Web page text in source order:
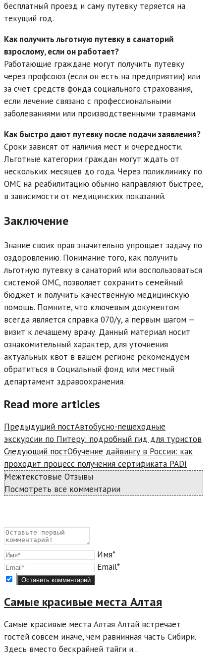
бесплатный проезд и саму путевку теряется на
текущий год.
Как получить льготную путевку в санаторий
взрослому, если он работает?
Работающие граждане могут получить путевку
через профсоюз (если он есть на предприятии) или
за счет средств фонда социального страхования,
если лечение связано с профессиональными
заболеваниями или производственными травмами.
Как быстро дают путевку после подачи заявления?
Сроки зависят от наличия мест и очередности.
Льготные категории граждан могут ждать от
нескольких месяцев до года. Через поликлинику по
ОМС на реабилитацию обычно направляют быстрее,
в зависимости от медицинских показаний.
Заключение
Знание своих прав значительно упрощает задачу по
оздоровлению. Понимание того, как получить
льготную путевку в санаторий или воспользоваться
системой ОМС, позволяет сохранить семейный
бюджет и получить качественную медицинскую
помощь. Помните, что ключевым документом
всегда является справка 070/у, а первым шагом —
визит к лечащему врачу. Данный материал носит
ознакомительный характер, для уточнения
актуальных квот в вашем регионе рекомендуем
обратиться в Социальный фонд или местный
департамент здравоохранения.
Read more articles
Предыдущий постАвтобусно-пешеходные
экскурсии по Питеру: подробный гид для туристов
Следующий постОбучение дайвингу в России: как
проходит процесс получения сертификата PADI
Межтекстовые Отзывы
Посмотреть все комментарии
Имя*
Email*
Самые красивые места Алтая
Самые красивые места Алтая Алтай встречает
гостей совсем иначе, чем равнинная часть Сибири.
Здесь вместо бескрайней тайги и...